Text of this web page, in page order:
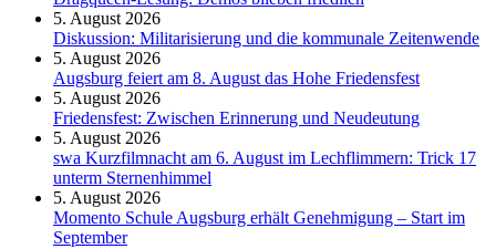
5. August 2026
Diskussion: Mi­li­ta­ri­sie­rung und die kommunale Zeitenwende
5. August 2026
Augsburg feiert am 8. August das Hohe Friedensfest
5. August 2026
Friedensfest: Zwischen Erinnerung und Neudeutung
5. August 2026
swa Kurz­film­nacht am 6. August im Lech­flim­mern: Trick 17
unterm Sternen­himmel
5. August 2026
Momento Schule Augsburg erhält Genehmigung – Start im
September